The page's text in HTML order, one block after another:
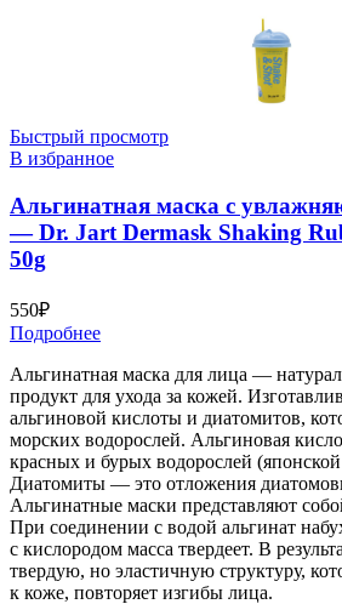
Быстрый просмотр
В избранное
Альгинатная маска с
— Dr. Jart Dermask Shaking
50g
550₽
Подробнее
Альгинатная маска для лица —
продукт для ухода за кожей.
альгиновой кислоты и диатомитов,
морских водорослей. Альгиновая
красных и бурых водорослей
Диатомиты — это отложения
Альгинатные маски представляют
При соединении с водой альгинат
с кислородом масса твердеет. В
твердую, но эластичную структуру,
к коже, повторяет изгибы лица.